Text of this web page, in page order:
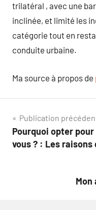
trilatéral , avec une
inclinée, et limité les
catégorie tout en
conduite urbaine.
Ma source à propos de
Navigation
de
Publication
Pourquoi opter
vous ? : Les